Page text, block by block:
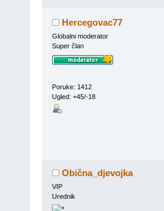
Hercegovac77
Globalni moderator
Super član
Poruke: 1412
Ugled: +45/-18
Obična_djevojka
VIP
Urednik